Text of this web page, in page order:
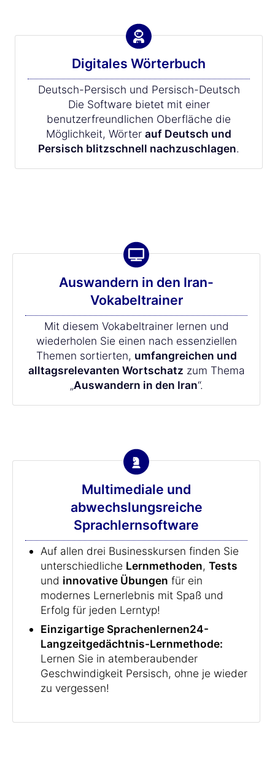
Digitales Wörterbuch
Deutsch-Persisch und Persisch-Deutsch
Die Software bietet mit einer
benutzerfreundlichen Oberfläche die
Möglichkeit, Wörter auf Deutsch und
Persisch blitzschnell nachzuschlagen.
Auswandern in den Iran-
Vokabeltrainer
Mit diesem Vokabeltrainer lernen und
wiederholen Sie einen nach essenziellen
Themen sortierten, umfangreichen und
alltagsrelevanten Wortschatz zum Thema
„Auswandern in den Iran“.
Multimediale und
abwechslungsreiche
Sprachlernsoftware
Auf allen drei Businesskursen finden Sie
unterschiedliche Lernmethoden, Tests
und innovative Übungen für ein
modernes Lernerlebnis mit Spaß und
Erfolg für jeden Lerntyp!
Einzigartige Sprachenlernen24-
Langzeitgedächtnis-Lernmethode:
Lernen Sie in atemberaubender
Geschwindigkeit Persisch, ohne je wieder
zu vergessen!